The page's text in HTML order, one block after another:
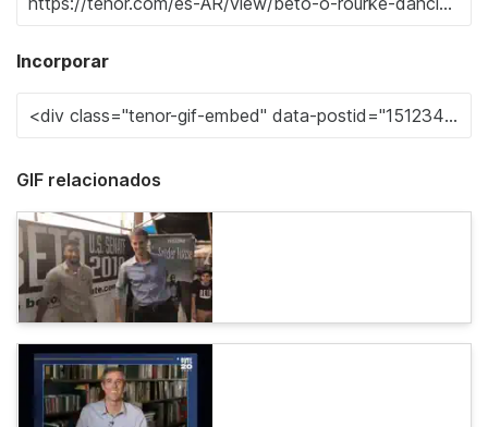
Incorporar
GIF relacionados